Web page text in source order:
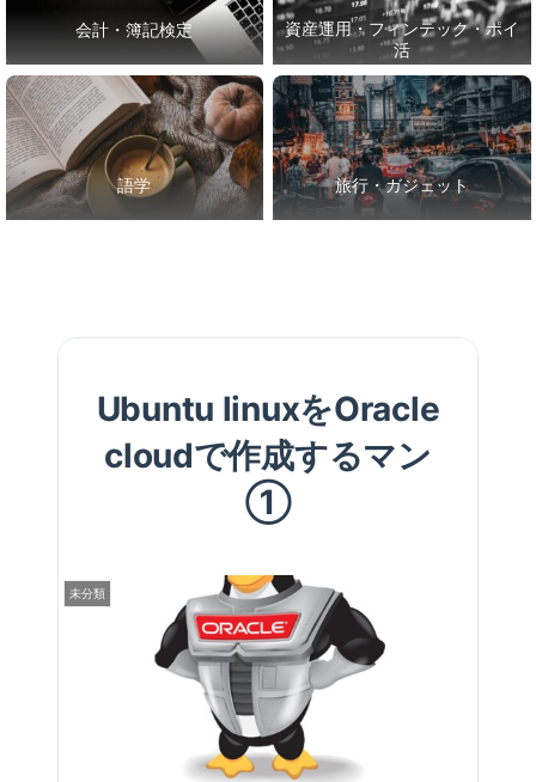
会計・簿記検定
資産運用・フィンテック・ポイ
活
語学 旅行・ガジェット
Ubuntu linuxをOracle
cloudで作成するマン
①
未分類